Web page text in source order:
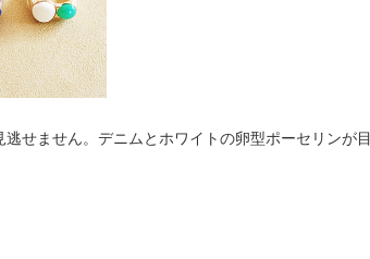
せません。デニムとホワイトの卵型ポーセリンが目